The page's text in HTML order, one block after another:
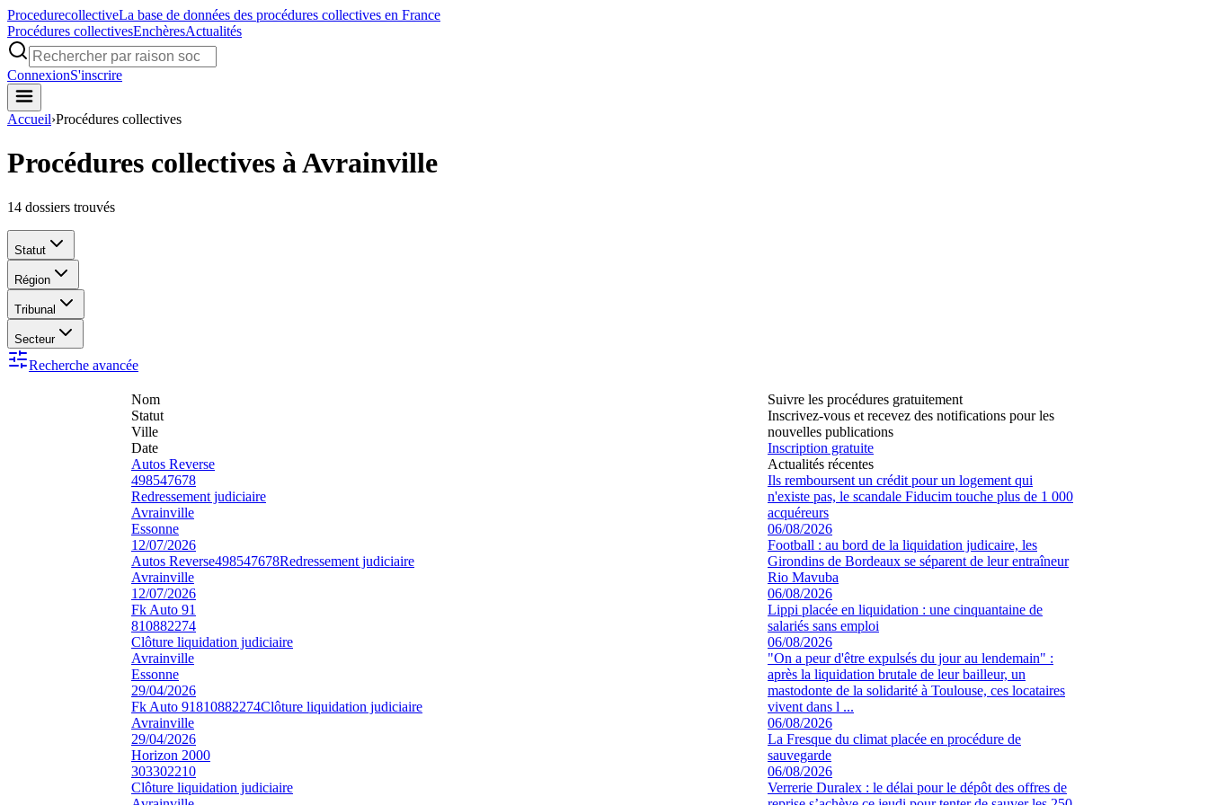
ProcedurecollectiveLa base de données des procédures collectives en France
Procédures collectivesEnchèresActualités
ConnexionS'inscrire
Accueil›Procédures collectives
Procédures collectives à Avrainville
14 dossiers trouvés
Statut
Région
Tribunal
Secteur
Recherche avancée
Nom
Statut
Ville
Date
Autos Reverse
498547678
Redressement judiciaire
Avrainville
Essonne
12/07/2026
Autos Reverse498547678Redressement judiciaire
Avrainville
12/07/2026
Fk Auto 91
810882274
Clôture liquidation judiciaire
Avrainville
Essonne
29/04/2026
Fk Auto 91810882274Clôture liquidation judiciaire
Avrainville
29/04/2026
Horizon 2000
303302210
Clôture liquidation judiciaire
Suivre les procédures gratuitement
Inscrivez-vous et recevez des notifications pour les
nouvelles publications
Inscription gratuite
Actualités récentes
Ils remboursent un crédit pour un logement qui
n'existe pas, le scandale Fiducim touche plus de 1 000
acquéreurs
06/08/2026
Football : au bord de la liquidation judicaire, les
Girondins de Bordeaux se séparent de leur entraîneur
Rio Mavuba
06/08/2026
Lippi placée en liquidation : une cinquantaine de
salariés sans emploi
06/08/2026
"On a peur d'être expulsés du jour au lendemain" :
après la liquidation brutale de leur bailleur, un
mastodonte de la solidarité à Toulouse, ces locataires
vivent dans l ...
06/08/2026
La Fresque du climat placée en procédure de
sauvegarde
06/08/2026
Verrerie Duralex : le délai pour le dépôt des offres de